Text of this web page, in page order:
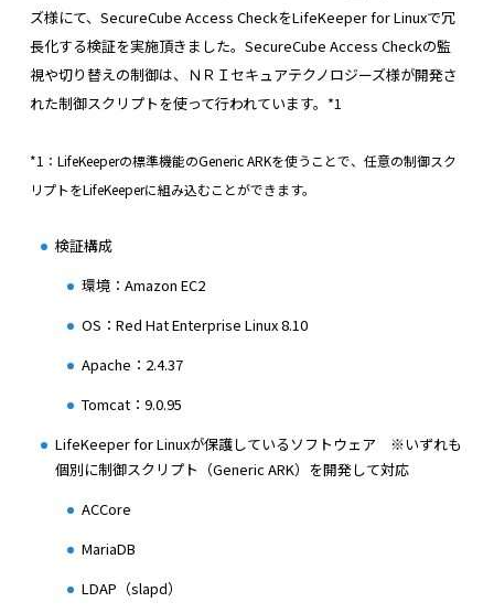
ズ様にて、SecureCube Access CheckをLifeKeeper for Linuxで冗
長化する検証を実施頂きました。SecureCube Access Checkの監
視や切り替えの制御は、ＮＲＩセキュアテクノロジーズ様が開発さ
れた制御スクリプトを使って行われています。*1
*1：LifeKeeperの標準機能のGeneric ARKを使うことで、任意の制御スク
リプトをLifeKeeperに組み込むことができます。
検証構成
環境：Amazon EC2
OS：Red Hat Enterprise Linux 8.10
Apache：2.4.37
Tomcat：9.0.95
LifeKeeper for Linuxが保護しているソフトウェア ※いずれも
個別に制御スクリプト（Generic ARK）を開発して対応
ACCore
MariaDB
LDAP（slapd）